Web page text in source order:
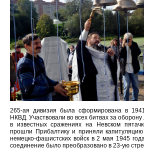
265-ая дивизия была сформирована в
НКВД. Участвовали во всех битвах за
в известных сражениях на Невском
прошли Прибалтику и приняли капитуляцию
немецко-фашистских войск в 2 мая 1945
соединение было преобразовано в 23-ую